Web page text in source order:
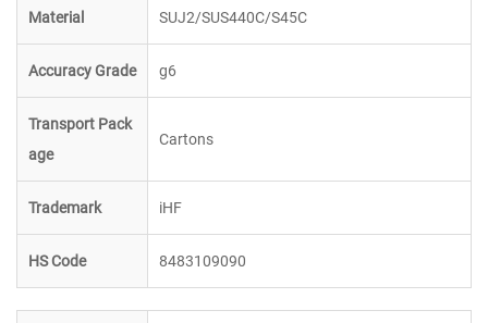
Material SUJ2/SUS440C/S45C
Accuracy Grade g6
Transport Pack
age
Cartons
Trademark iHF
HS Code 8483109090